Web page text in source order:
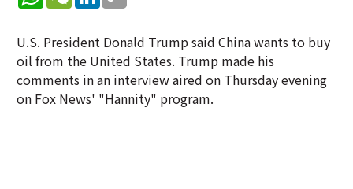
U.S. President Donald Trump said China wants to buy
oil from the United States. Trump made his
comments in an interview aired on Thursday evening
on Fox News' "Hannity" program.